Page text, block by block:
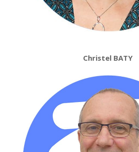
Christel BATY